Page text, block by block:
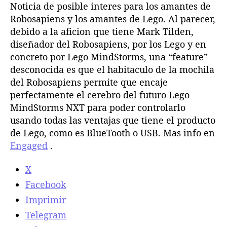
l
a
e
n
t
r
d
a
l
a
e
n
t
r
d
a
o
a
p
i
e
n
s
c
o
c
e
Noticia de posible interes para los amantes de
Robosapiens y los amantes de Lego. Al parecer,
debido a la aficion que tiene Mark Tilden,
diseñador del Robosapiens, por los Lego y en
concreto por Lego MindStorms, una “feature”
desconocida es que el habitaculo de la mochila
del Robosapiens permite que encaje
perfectamente el cerebro del futuro Lego
MindStorms NXT para poder controlarlo
usando todas las ventajas que tiene el producto
de Lego, como es BlueTooth o USB. Mas info en
Engaged .
X
Facebook
Imprimir
Telegram